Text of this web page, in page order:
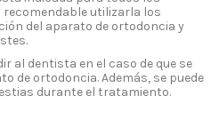
recomendable utilizarla los
del aparato de ortodoncia y
al dentista en el caso de que se
de ortodoncia. Además, se puede
durante el tratamiento.